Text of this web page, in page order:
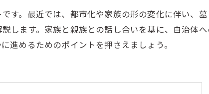
す。最近では、都市化や家族の形の変化に伴い、
します。家族と親族との話し合いを基に、自治体
進めるためのポイントを押さえましょう。